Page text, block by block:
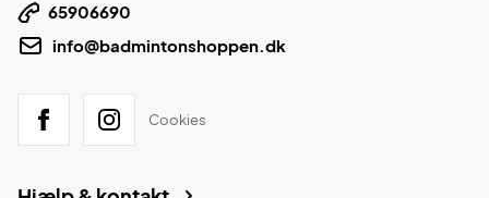
65906690
info@badmintonshoppen.dk
Cookies